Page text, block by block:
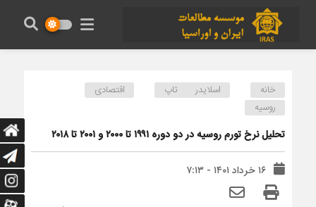
خانه اسلایدر تاپ
اقتصادی
روسیه
تحلیل نرخ تورم روسیه در دو دوره ۱۹۹۱ تا ۲۰۰۰ و ۲۰۰۱ تا ۲۰۱۸
۱۶ خرداد ۱۴۰۱ - ۷:۱۳